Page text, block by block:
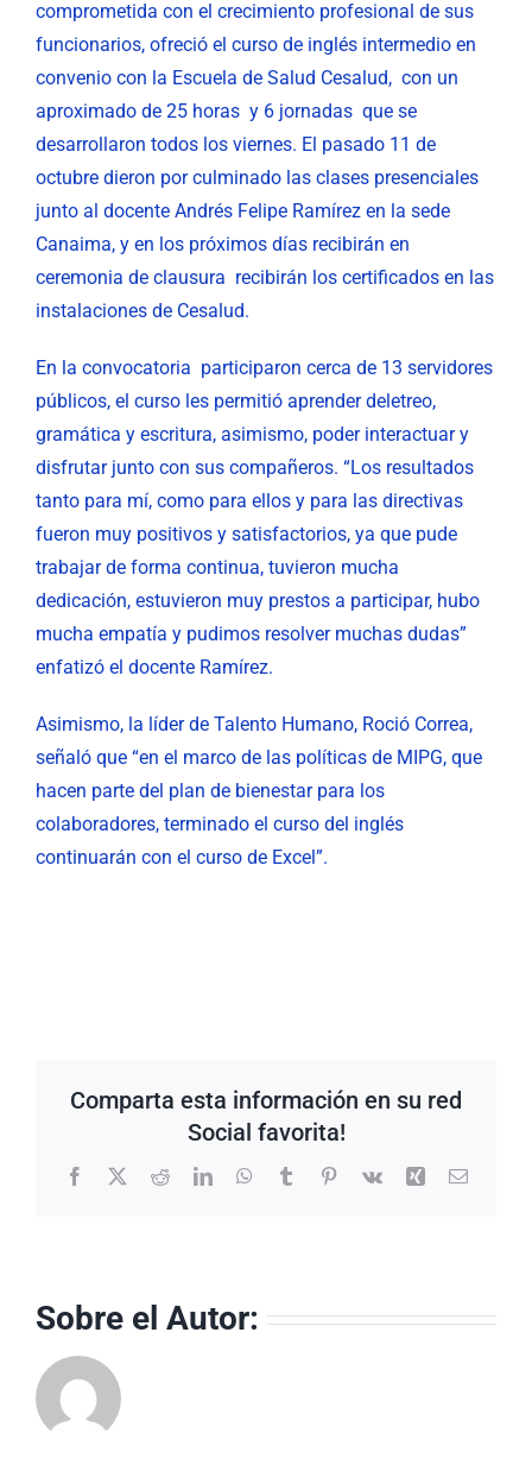
comprometida con el crecimiento profesional de sus
funcionarios, ofreció el curso de inglés intermedio en
convenio con la Escuela de Salud Cesalud, con un
aproximado de 25 horas y 6 jornadas que se
desarrollaron todos los viernes. El pasado 11 de
octubre dieron por culminado las clases presenciales
junto al docente Andrés Felipe Ramírez en la sede
Canaima, y en los próximos días recibirán en
ceremonia de clausura recibirán los certificados en las
instalaciones de Cesalud.
En la convocatoria participaron cerca de 13 servidores
públicos, el curso les permitió aprender deletreo,
gramática y escritura, asimismo, poder interactuar y
disfrutar junto con sus compañeros. “Los resultados
tanto para mí, como para ellos y para las directivas
fueron muy positivos y satisfactorios, ya que pude
trabajar de forma continua, tuvieron mucha
dedicación, estuvieron muy prestos a participar, hubo
mucha empatía y pudimos resolver muchas dudas”
enfatizó el docente Ramírez.
Asimismo, la líder de Talento Humano, Roció Correa,
señaló que “en el marco de las políticas de MIPG, que
hacen parte del plan de bienestar para los
colaboradores, terminado el curso del inglés
continuarán con el curso de Excel”.
Comparta esta información en su red
Social favorita!
Facebook
X RedditLinkedInWhatsApp
TumblrPinterest
Vk Xing Correo
Sobre el Autor: